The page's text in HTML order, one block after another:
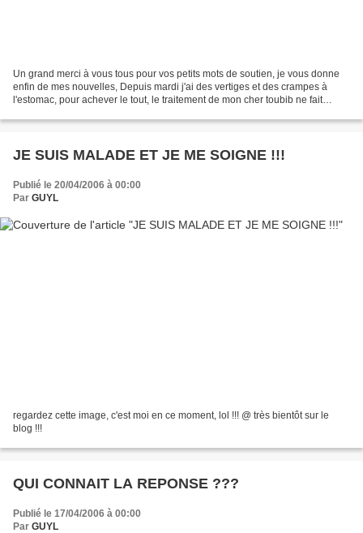
Un grand merci à vous tous pour vos petits mots de soutien, je vous donne
enfin de mes nouvelles, Depuis mardi j'ai des vertiges et des crampes à
l'estomac, pour achever le tout, le traitement de mon cher toubib ne fait
JE SUIS MALADE ET JE ME SOIGNE !!!
Publié le 20/04/2006 à 00:00
Par GUYL
regardez cette image, c'est moi en ce moment, lol !!! @ très bientôt sur le
blog !!!
QUI CONNAIT LA REPONSE ???
Publié le 17/04/2006 à 00:00
Par GUYL